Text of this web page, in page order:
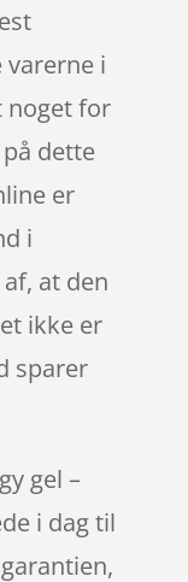
i
noget for
dette
er
i
at den
ikke er
sparer
gel –
i dag til